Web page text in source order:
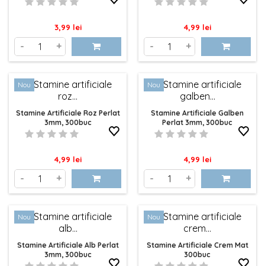
Pret
3,99 lei
- +
Pret
4,99 lei
- +
Nou
Stamine Artificiale Roz Perlat
3mm, 300buc
Pret
4,99 lei
- +
Nou
Stamine Artificiale Galben
Perlat 3mm, 300buc
Pret
4,99 lei
- +
Nou
Stamine Artificiale Alb Perlat
3mm, 300buc
Nou
Stamine Artificiale Crem Mat
300buc